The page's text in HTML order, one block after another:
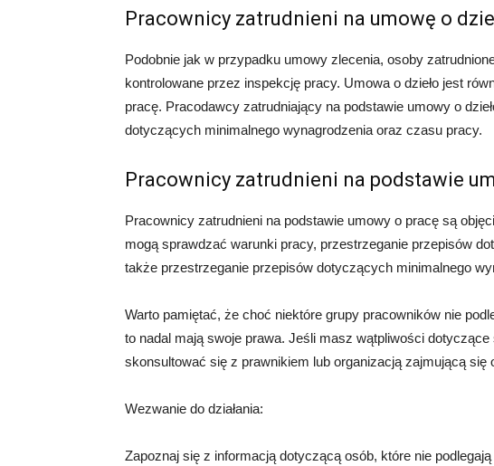
Pracownicy zatrudnieni na umowę o
Podobnie jak w przypadku umowy zlecenia, osoby
kontrolowane przez inspekcję pracy. Umowa o dzieło jest
pracę. Pracodawcy zatrudniający na podstawie umowy o
dotyczących minimalnego wynagrodzenia oraz czasu pracy.
Pracownicy zatrudnieni na podstawie
Pracownicy zatrudnieni na podstawie umowy o pracę są
mogą sprawdzać warunki pracy, przestrzeganie przepisów
także przestrzeganie przepisów dotyczących minimalnego
Warto pamiętać, że choć niektóre grupy pracowników nie
to nadal mają swoje prawa. Jeśli masz wątpliwości
skonsultować się z prawnikiem lub organizacją zajmującą się
Wezwanie do działania:
Zapoznaj się z informacją dotyczącą osób, które nie